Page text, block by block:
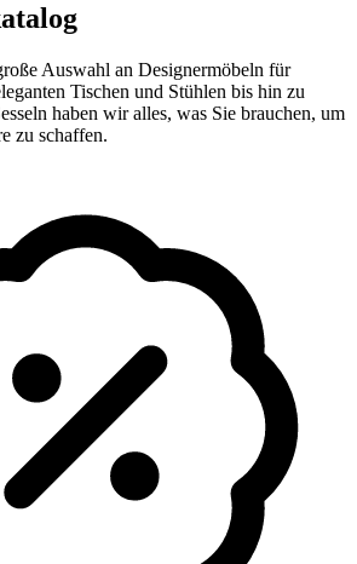
Auswahl an Designermöbeln für
Tischen und Stühlen bis hin zu
haben wir alles, was Sie brauchen, um
zu schaffen.